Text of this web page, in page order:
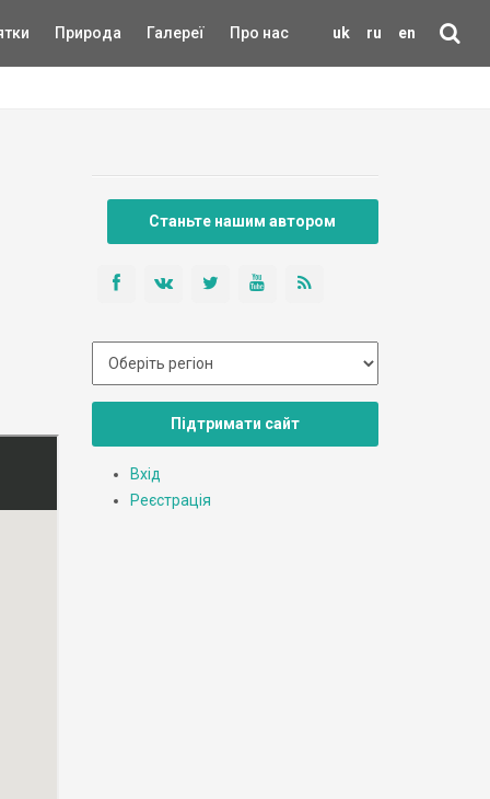
uk ru en
Природа Галереї Про нас
Станьте нашим автором
Підтримати сайт
Вхід
Реєстрація